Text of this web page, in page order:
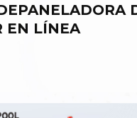
EN LÍNEA